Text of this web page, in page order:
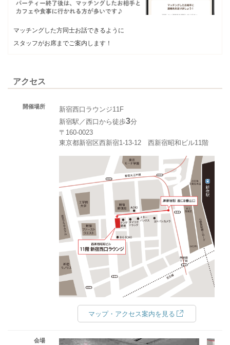
マッチングした方同士お話できるように
スタッフがお席までご案内します！
アクセス
開催場所
新宿西口ラウンジ11F
新宿駅／西口から徒歩3分
〒160-0023
東京都新宿区西新宿1-13-12 西新宿昭和ビル11階
マップ・アクセス案内を見る
会場